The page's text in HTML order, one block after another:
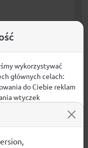
WALKING
wykorzystywać
głównych celach:
do Ciebie reklam
wtyczek
i tym, jak